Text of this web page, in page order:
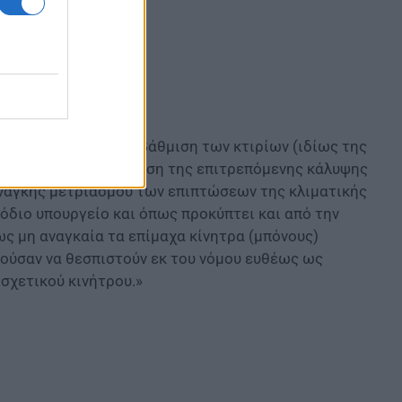
ενεργειακή αναβάθμιση των κτιρίων (ιδίως της
την εν γένει μείωση της επιτρεπόμενης κάλυψης
μετριασμού των επιπτώσεων της κλιματικής
υπουργείο και όπως προκύπτει και από την
μη αναγκαία τα επίμαχα κίνητρα (μπόνους)
να θεσπιστούν εκ του νόμου ευθέως ως
κινήτρου.»